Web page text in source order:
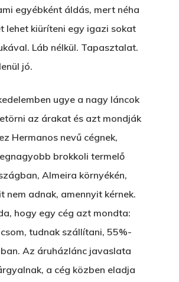
egyébként áldás, mert néha
lehet kiüríteni egy igazi sokat
Láb nélkül. Tapasztalat.
jó.
ugye a nagy láncok
az árakat és azt mondják
Hermanos nevű cégnek,
brokkoli termelő
Almeira környékén,
nem adnak, amennyit kérnek.
hogy egy cég azt mondta:
tudnak szállítani, 55%-
Az áruházlánc javaslata
a cég közben eladja